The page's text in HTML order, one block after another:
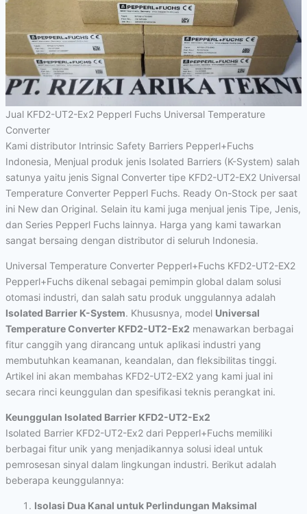
Jual KFD2-UT2-Ex2 Pepperl Fuchs Universal Temperature
Converter
Kami distributor Intrinsic Safety Barriers Pepperl+Fuchs
Indonesia, Menjual produk jenis Isolated Barriers (K-System) salah
satunya yaitu jenis Signal Converter tipe KFD2-UT2-EX2 Universal
Temperature Converter Pepperl Fuchs. Ready On-Stock per saat
ini New dan Original. Selain itu kami juga menjual jenis Tipe, Jenis,
dan Series Pepperl Fuchs lainnya. Harga yang kami tawarkan
sangat bersaing dengan distributor di seluruh Indonesia.
Universal Temperature Converter Pepperl+Fuchs KFD2-UT2-EX2
Pepperl+Fuchs dikenal sebagai pemimpin global dalam solusi
otomasi industri, dan salah satu produk unggulannya adalah
Isolated Barrier K-System. Khususnya, model Universal
Temperature Converter KFD2-UT2-Ex2 menawarkan berbagai
fitur canggih yang dirancang untuk aplikasi industri yang
membutuhkan keamanan, keandalan, dan fleksibilitas tinggi.
Artikel ini akan membahas KFD2-UT2-EX2 yang kami jual ini
secara rinci keunggulan dan spesifikasi teknis perangkat ini.
Keunggulan Isolated Barrier KFD2-UT2-Ex2
Isolated Barrier KFD2-UT2-Ex2 dari Pepperl+Fuchs memiliki
berbagai fitur unik yang menjadikannya solusi ideal untuk
pemrosesan sinyal dalam lingkungan industri. Berikut adalah
beberapa keunggulannya:
Isolasi Dua Kanal untuk Perlindungan Maksimal